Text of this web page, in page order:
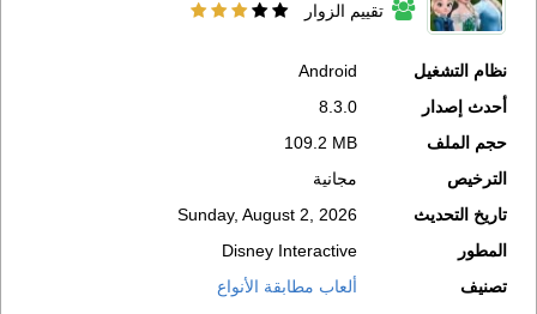
تقييم الزوار
نظام التشغيل
Android
أحدث إصدار
8.3.0
حجم الملف
109.2 MB
الترخيص
مجانية
تاريخ التحديث
Sunday, August 2, 2026
المطور
Disney Interactive
تصنيف
ألعاب مطابقة الأنواع